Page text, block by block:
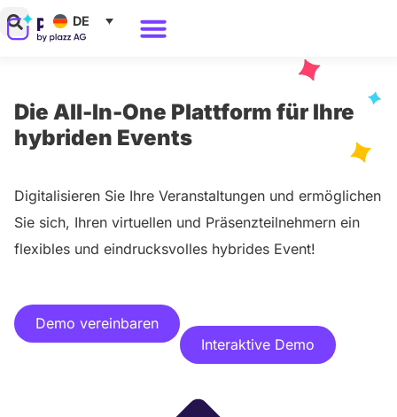
Zum
Inhalt
DE
Die All-In-One Plattform für Ihre
hybriden Events
Digitalisieren Sie Ihre Veranstaltungen und ermöglichen
Sie sich, Ihren virtuellen und Präsenzteilnehmern ein
flexibles und eindrucksvolles hybrides Event!
Demo vereinbaren
Interaktive Demo